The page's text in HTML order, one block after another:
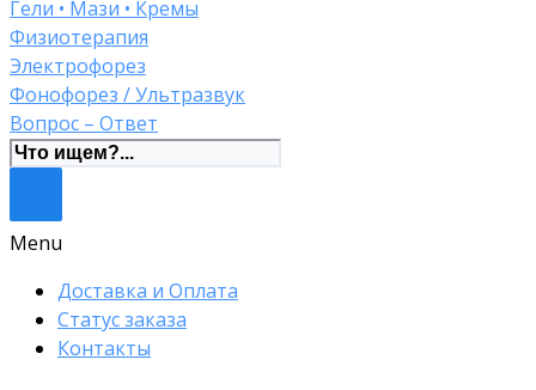
Гели • Мази • Кремы
Физиотерапия
Электрофорез
Фонофорез / Ультразвук
Вопрос – Ответ
Menu
Доставка и Оплата
Статус заказа
Контакты